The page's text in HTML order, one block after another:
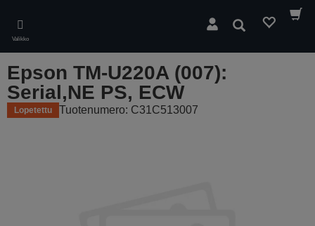
main
content
Valikko
Hae
Epson TM-U220A (007):
Serial,NE PS, ECW
Lopetettu Tuotenumero: C31C513007